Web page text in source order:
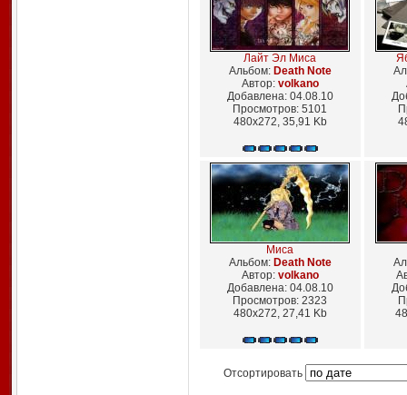
Лайт Эл Миса
Альбом: Death Note
Автор: volkano
Добавлена: 04.08.10
Просмотров: 5101
480x272, 35,91 Kb
Миса
Альбом: Death Note
Автор: volkano
Добавлена: 04.08.10
Просмотров: 2323
480x272, 27,41 Kb
Отсортировать